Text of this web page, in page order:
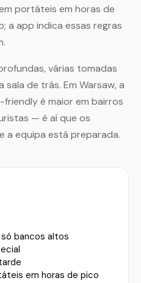
portáteis em horas de
a app indica essas regras
várias tomadas
de trás. Em Warsaw, a
é maior em bairros
— é aí que os
a equipa está preparada.
bancos altos
em horas de pico